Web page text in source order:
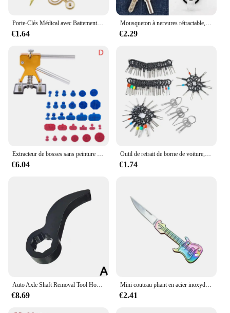
Porte-Clés Médical avec Battements de Cœur, Stéthoscope, Seringue, Capuchon d'Infirmière, Cadeaux d'Infirmière, Bijoux Faits à la Main, Ornements de Sac, Breloque
€1.64
Mousqueton à nervures rétractable, équipement de mousqueton, câble métallique en acier, porte-clés à ressort, outil de porte-clés sportif en plein air
€2.29
Extracteur de bosses sans peinture professionnel pour voiture, débosseleur de carrosserie, kit de réparation de ventouse, kits d'outils de débosselage automatique, ateliers de voiture
€6.04
Outil de retrait de borne de voiture, connecteur de prise de fil, extracteur, goupille de dégagement, kit flacon, outil de réparation, 3 pièces, 18 pièces, 36 pièces, 41 pièces
€1.74
Auto Axle Shaft Removal Tool Horn-type Lever Principle Prying More Effort For 3/8inch Drive 8pt Ratchet Household Auto Repair
€8.69
Mini couteau pliant en acier inoxydable JEKnife, porte-clés créatif, couteau de poche portable, multifonction, couteau à fruits extérieur
€2.41